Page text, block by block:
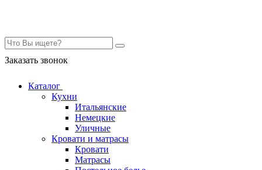
Заказать звонок
Каталог
Кухни
Итальянские
Немецкие
Уличные
Кровати и матрасы
Кровати
Матрасы